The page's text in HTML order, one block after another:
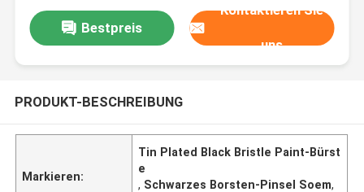
Bestpreis
Kontaktieren Sie
uns
PRODUKT-BESCHREIBUNG
Markieren:
Tin Plated Black Bristle Paint-Bürst
e
, Schwarzes Borsten-Pinsel Soem,